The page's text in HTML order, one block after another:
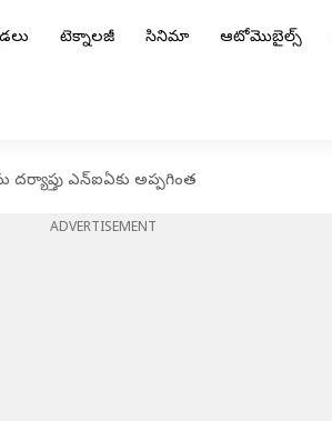
టెక్నాలజీ సినిమా ఆటోమొబైల్స్
దర్యాప్తు ఎన్‌ఐఏకు అప్పగింత
ADVERTISEMENT